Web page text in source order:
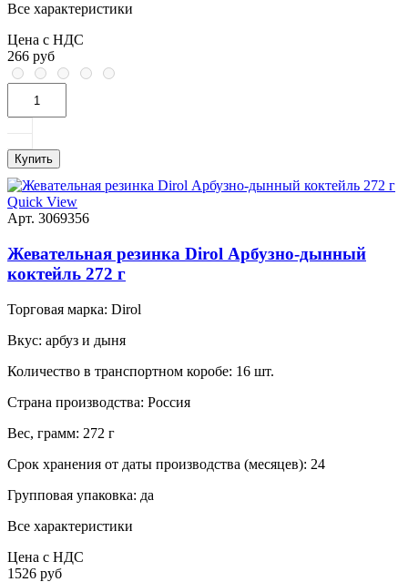
Все характеристики
Цена с НДС
266 руб
Купить
Quick View
Арт. 3069356
Жевательная резинка Dirol Арбузно-дынный
коктейль 272 г
Торговая марка: Dirol
Вкус: арбуз и дыня
Количество в транспортном коробе: 16 шт.
Страна производства: Россия
Вес, грамм: 272 г
Срок хранения от даты производства (месяцев): 24
Групповая упаковка: да
Все характеристики
Цена с НДС
1526 руб